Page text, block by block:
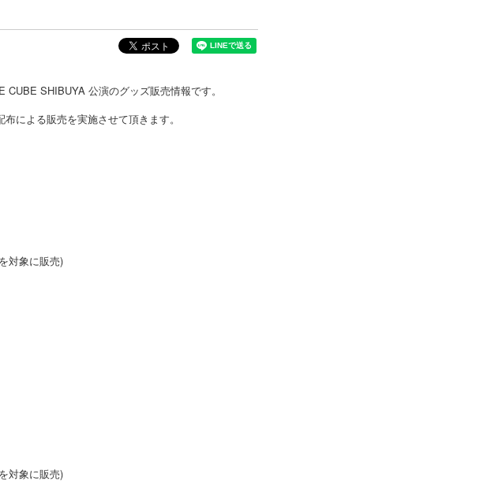
SHIBUYA 公演のグッズ販売情報です。
による販売を実施させて頂きます。
対象に販売)
対象に販売)